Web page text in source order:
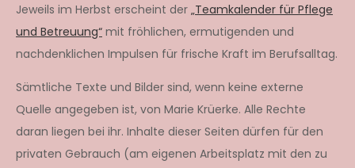
Jeweils im Herbst erscheint der „Teamkalender für Pflege
und Betreuung“ mit fröhlichen, ermutigenden und
nachdenklichen Impulsen für frische Kraft im Berufsalltag.
Sämtliche Texte und Bilder sind, wenn keine externe
Quelle angegeben ist, von Marie Krüerke. Alle Rechte
daran liegen bei ihr. Inhalte dieser Seiten dürfen für den
privaten Gebrauch (am eigenen Arbeitsplatz mit den zu